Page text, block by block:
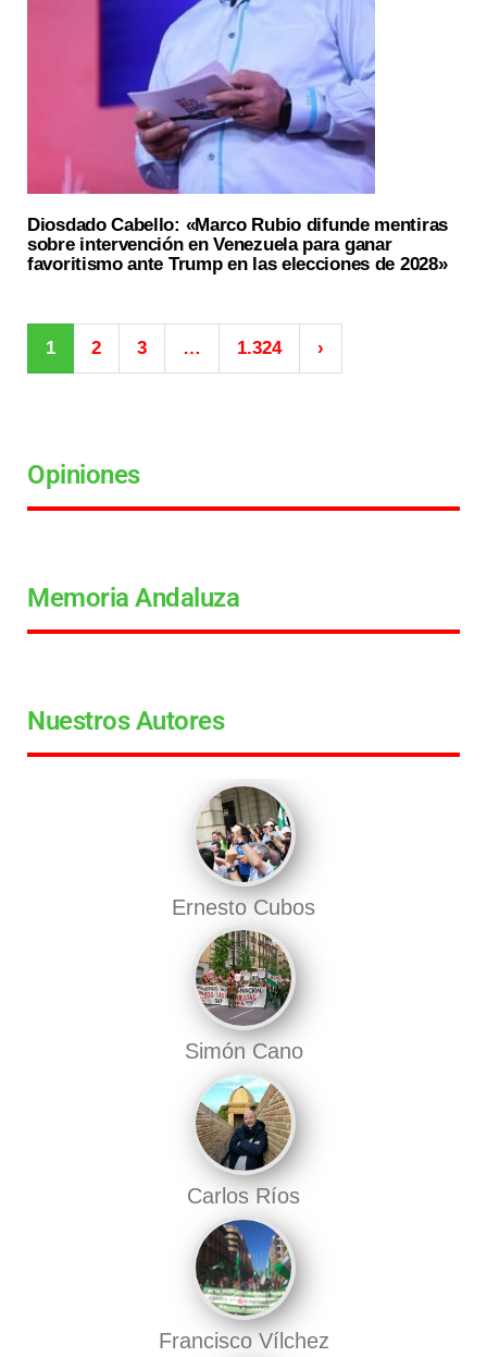
Diosdado Cabello: «Marco Rubio difunde mentiras
sobre intervención en Venezuela para ganar
favoritismo ante Trump en las elecciones de 2028»
1 2 3 … 1.324 ›
Opiniones
Memoria Andaluza
Nuestros Autores
Ernesto Cubos
Simón Cano
Carlos Ríos
Francisco Vílchez